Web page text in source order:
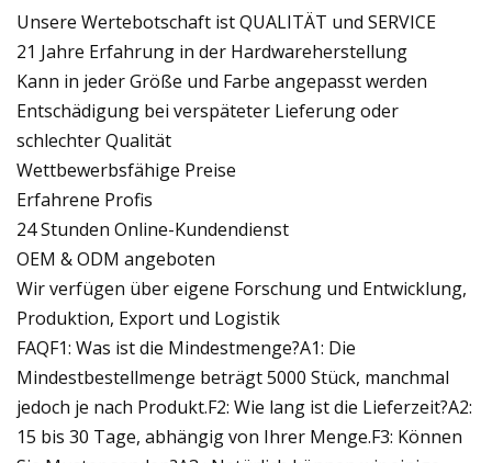
Unsere Wertebotschaft ist QUALITÄT und SERVICE
21 Jahre Erfahrung in der Hardwareherstellung
Kann in jeder Größe und Farbe angepasst werden
Entschädigung bei verspäteter Lieferung oder
schlechter Qualität
Wettbewerbsfähige Preise
Erfahrene Profis
24 Stunden Online-Kundendienst
OEM & ODM angeboten
Wir verfügen über eigene Forschung und Entwicklung,
Produktion, Export und Logistik
FAQF1: Was ist die Mindestmenge?A1: Die
Mindestbestellmenge beträgt 5000 Stück, manchmal
jedoch je nach Produkt.F2: Wie lang ist die Lieferzeit?A2:
15 bis 30 Tage, abhängig von Ihrer Menge.F3: Können